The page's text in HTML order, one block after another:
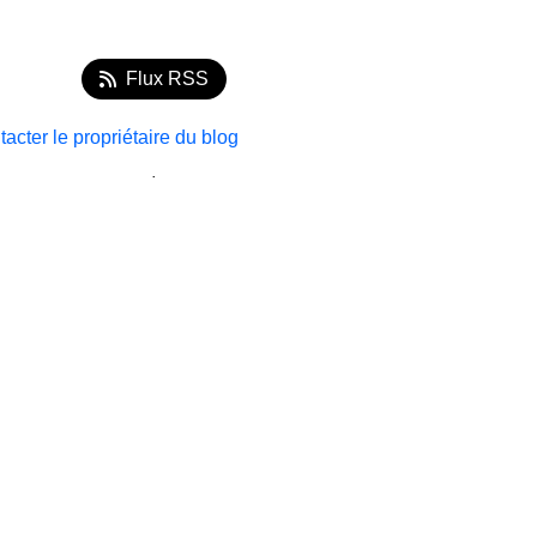
Flux RSS
le propriétaire du blog
.